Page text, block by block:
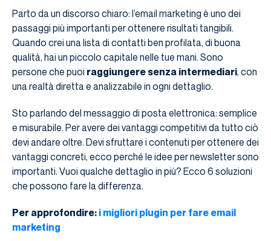
Parto da un discorso chiaro: l’email marketing è uno dei
passaggi più importanti per ottenere risultati tangibili.
Quando crei una lista di contatti ben profilata, di buona
qualità, hai un piccolo capitale nelle tue mani. Sono
persone che puoi raggiungere senza intermediari, con
una realtà diretta e analizzabile in ogni dettaglio.
Sto parlando del messaggio di posta elettronica: semplice
e misurabile. Per avere dei vantaggi competitivi da tutto ciò
devi andare oltre. Devi sfruttare i contenuti per ottenere dei
vantaggi concreti, ecco perché le idee per newsletter sono
importanti. Vuoi qualche dettaglio in più? Ecco 6 soluzioni
che possono fare la differenza.
Per approfondire: i migliori plugin per fare email
marketing